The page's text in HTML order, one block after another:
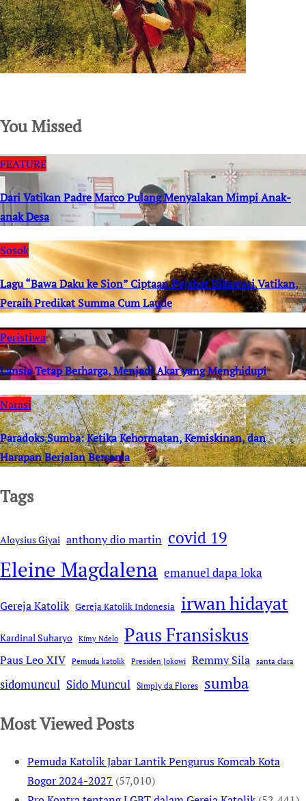
You Missed
FEATURE
Dari Vatikan Padre Marco Pulang Menyalakan Mimpi Anak-
anak Desa
Sosok
Lagu “Bawa Daku ke Sion” Ciptaan Pejabat Dikasteri Vatikan,
Peraih Predikat Summa Cum Laude
Peristiwa
Lansia Tetap Berharga, Menjadi Akar yang Menghidupi
Narasi
Paradoks Sumba: Ketika Kehormatan, Kemiskinan, dan
Harapan Berjalan Bersama
Tags
Aloysius Giyai anthony dio martin covid 19
Eleine Magdalena emanuel dapa loka
Gereja Katolik Gereja Katolik Indonesia irwan hidayat
Kardinal Suharyo Kimy Ndelo Paus Fransiskus
Paus Leo XIV Pemuda katolik Presiden Jokowi Remmy Sila santa clara
sidomuncul Sido Muncul Simply da Flores sumba
Most Viewed Posts
Pemuda Katolik Jabar Lantik Pengurus Komcab Kota
Bogor 2024-2027 (57,010)